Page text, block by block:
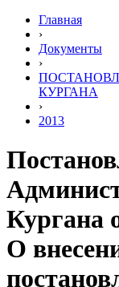
Главная
›
Документы
›
КУРГАНА
›
2013
Кургана
О